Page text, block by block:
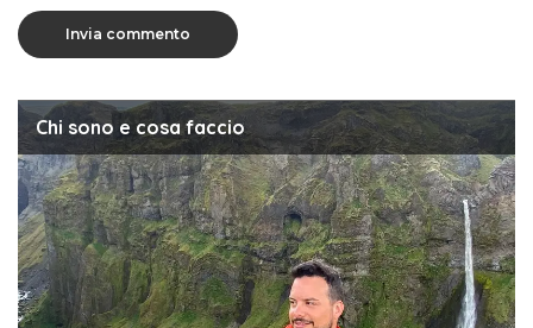
Chi sono e cosa faccio